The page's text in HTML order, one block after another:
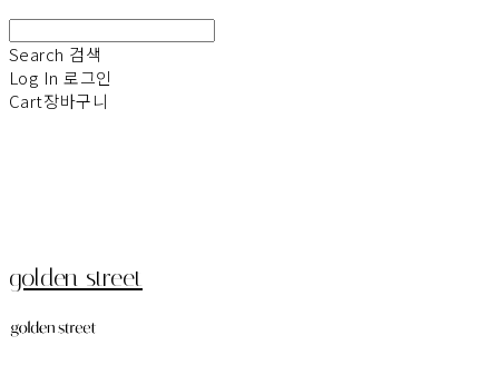
Search 검색
Log In 로그인
Cart장바구니
golden street